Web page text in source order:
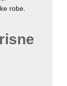
robe.